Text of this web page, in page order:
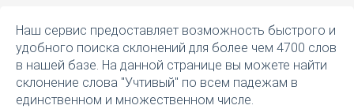
Наш сервис предоставляет возможность быстрого и
удобного поиска склонений для более чем 4700 слов
в нашей базе. На данной странице вы можете найти
склонение слова "Учтивый" по всем падежам в
единственном и множественном числе.